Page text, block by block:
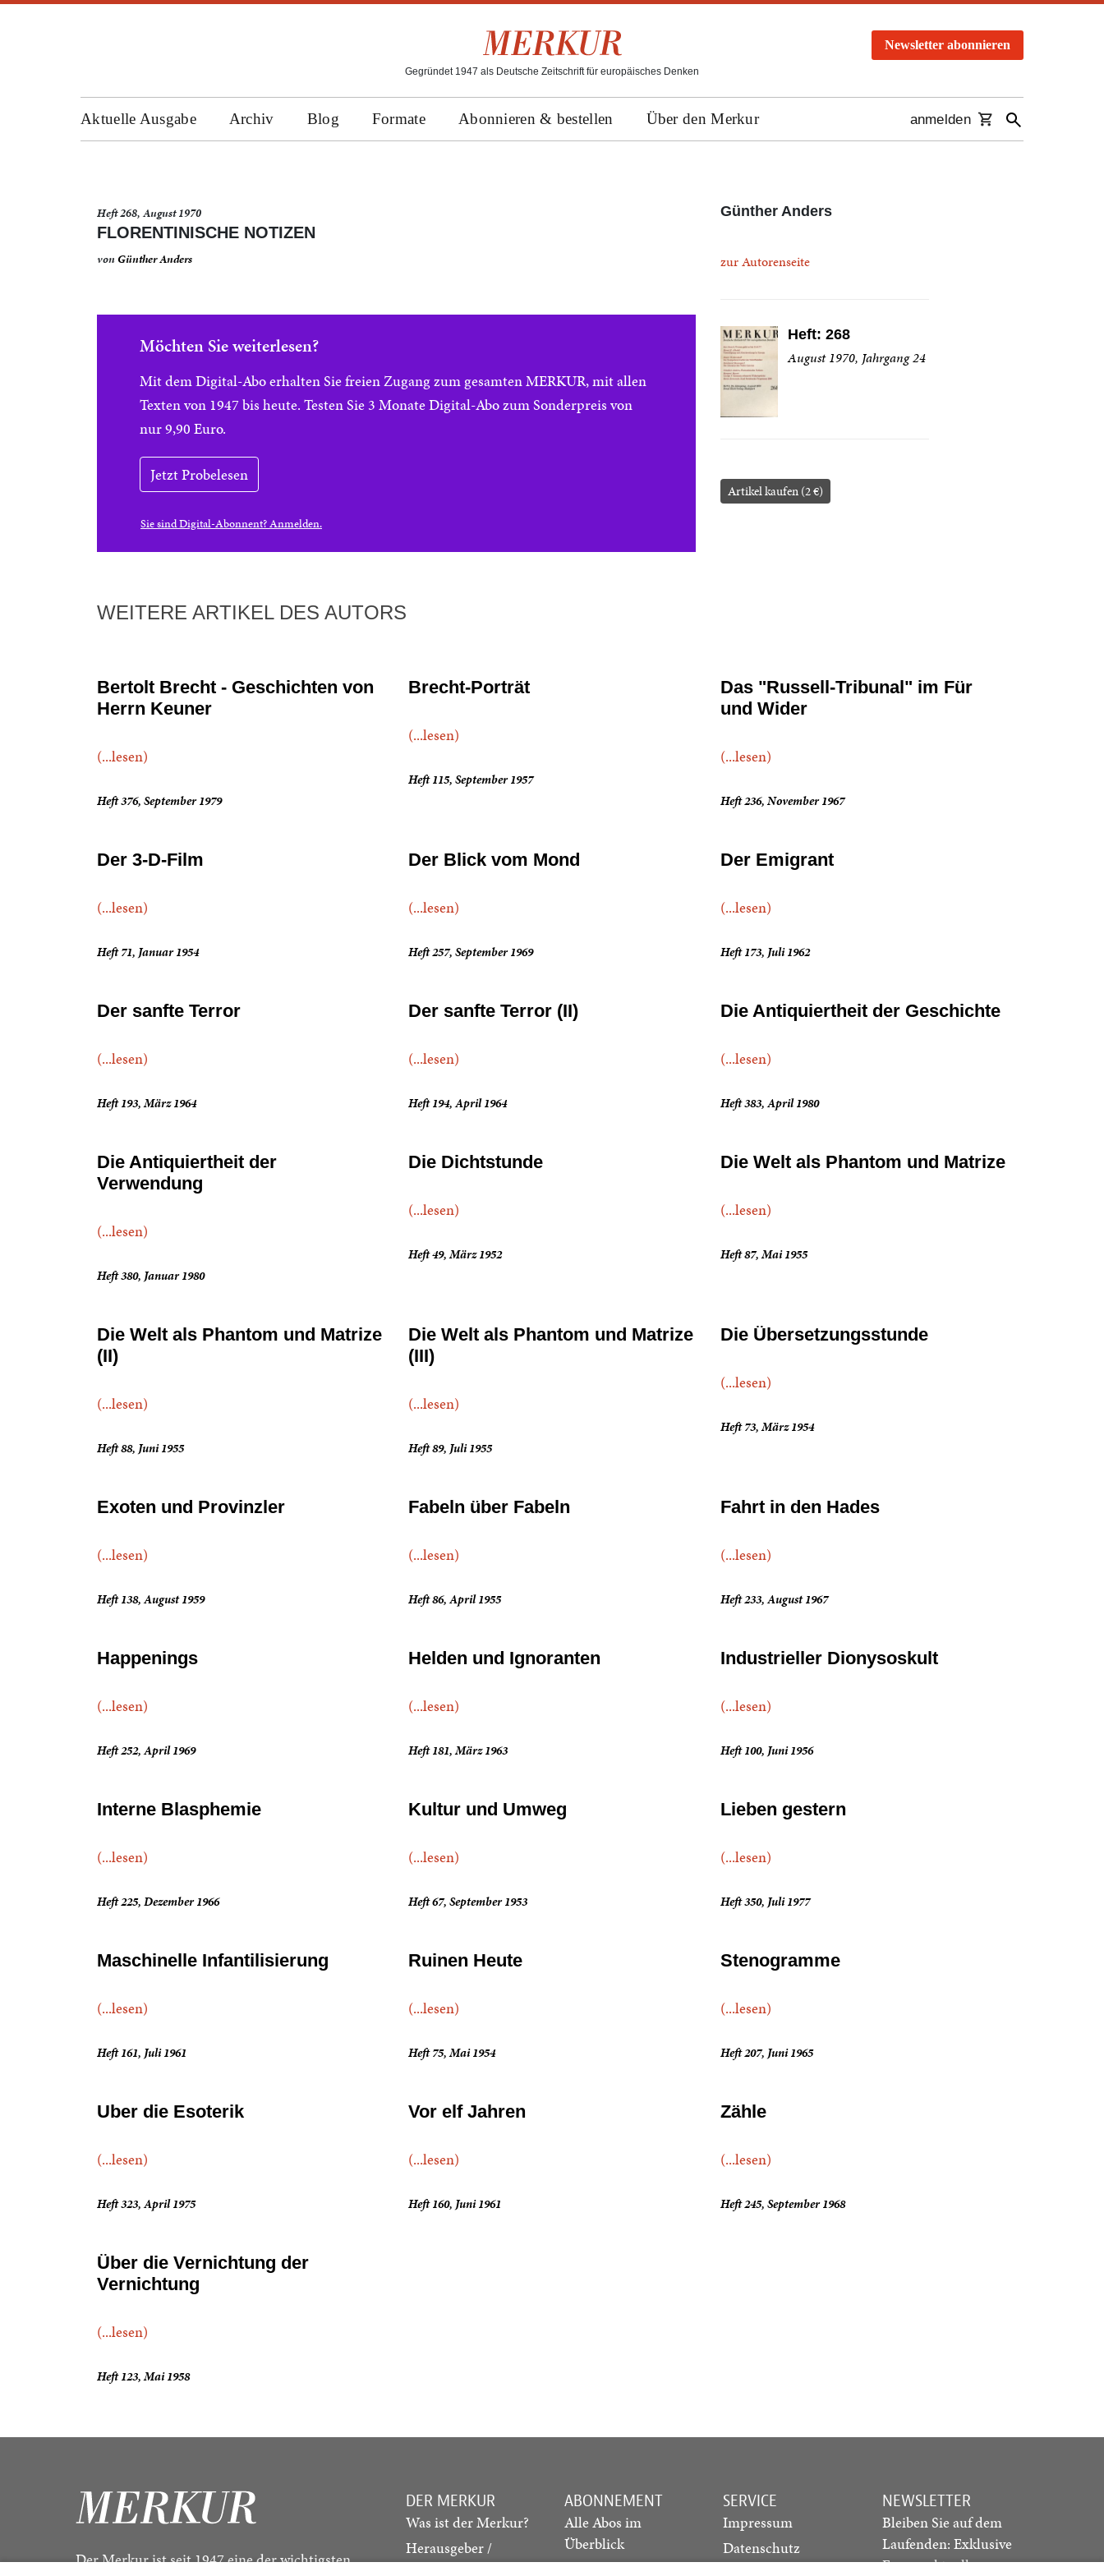
Gegründet 1947 als Deutsche Zeitschrift für europäisches Denken
Newsletter abonnieren
Aktuelle Ausgabe Archiv Blog Formate Abonnieren & bestellen Über den Merkur anmelden
Heft 268, August 1970
FLORENTINISCHE NOTIZEN
vonGünther Anders
Möchten Sie weiterlesen?
Mit dem Digital-Abo erhalten Sie freien Zugang zum gesamten MERKUR, mit allen
Texten von 1947 bis heute. Testen Sie 3 Monate Digital-Abo zum Sonderpreis von
nur 9,90 Euro.
Jetzt Probelesen
Sie sind Digital-Abonnent? Anmelden.
Günther Anders
zur Autorenseite
Heft: 268
August 1970, Jahrgang 24
Artikel kaufen (2 €)
WEITERE ARTIKEL DES AUTORS
Bertolt Brecht - Geschichten von
Herrn Keuner
(...lesen)
Heft 376, September 1979
Brecht-Porträt
(...lesen)
Heft 115, September 1957
Das "Russell-Tribunal" im Für
und Wider
(...lesen)
Heft 236, November 1967
Der 3-D-Film
(...lesen)
Heft 71, Januar 1954
Der Blick vom Mond
(...lesen)
Heft 257, September 1969
Der Emigrant
(...lesen)
Heft 173, Juli 1962
Der sanfte Terror
(...lesen)
Heft 193, März 1964
Der sanfte Terror (II)
(...lesen)
Heft 194, April 1964
Die Antiquiertheit der Geschichte
(...lesen)
Heft 383, April 1980
Die Antiquiertheit der
Verwendung
(...lesen)
Heft 380, Januar 1980
Die Dichtstunde
(...lesen)
Heft 49, März 1952
Die Welt als Phantom und Matrize
(...lesen)
Heft 87, Mai 1955
Die Welt als Phantom und Matrize
(II)
(...lesen)
Heft 88, Juni 1955
Die Welt als Phantom und Matrize
(III)
(...lesen)
Heft 89, Juli 1955
Die Übersetzungsstunde
(...lesen)
Heft 73, März 1954
Exoten und Provinzler
(...lesen)
Heft 138, August 1959
Fabeln über Fabeln
(...lesen)
Heft 86, April 1955
Fahrt in den Hades
(...lesen)
Heft 233, August 1967
Happenings
(...lesen)
Heft 252, April 1969
Helden und Ignoranten
(...lesen)
Heft 181, März 1963
Industrieller Dionysoskult
(...lesen)
Heft 100, Juni 1956
Interne Blasphemie
(...lesen)
Heft 225, Dezember 1966
Kultur und Umweg
(...lesen)
Heft 67, September 1953
Lieben gestern
(...lesen)
Heft 350, Juli 1977
Maschinelle Infantilisierung
(...lesen)
Heft 161, Juli 1961
Ruinen Heute
(...lesen)
Heft 75, Mai 1954
Stenogramme
(...lesen)
Heft 207, Juni 1965
Uber die Esoterik
(...lesen)
Heft 323, April 1975
Vor elf Jahren
(...lesen)
Heft 160, Juni 1961
Zähle
(...lesen)
Heft 245, September 1968
Über die Vernichtung der
Vernichtung
(...lesen)
Heft 123, Mai 1958
Der Merkur ist seit 1947 eine der wichtigsten
DER MERKUR
Was ist der Merkur?
Herausgeber /
Redaktion
ABONNEMENT
Alle Abos im
Überblick
Print-Abo
SERVICE
Impressum
Datenschutz
NEWSLETTER
Bleiben Sie auf dem
Laufenden: Exklusive
Essays, aktuelle